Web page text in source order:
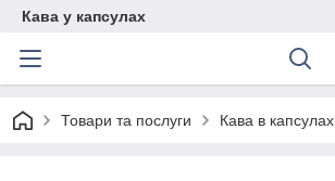
Кава у капсулах
Товари та послуги Кава в капсулах